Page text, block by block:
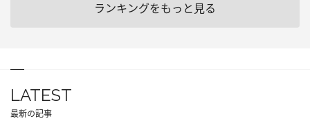
ランキングをもっと見る
LATEST
最新の記事